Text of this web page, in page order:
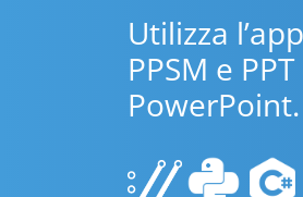
Utilizza
PPSM e
PowerPoint.